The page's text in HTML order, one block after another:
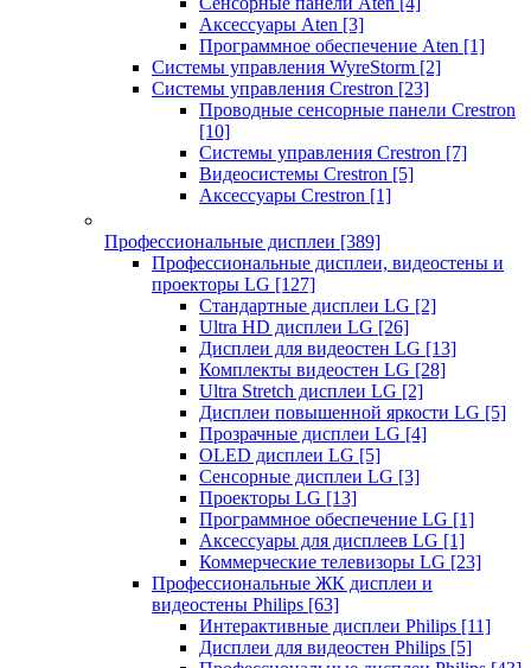
Аксессуары Aten [3]
Программное обеспечение Aten [1]
Системы управления WyreStorm [2]
Системы управления Crestron [23]
Проводные сенсорные панели Crestron
[10]
Системы управления Crestron [7]
Видеосистемы Crestron [5]
Аксессуары Crestron [1]
Профессиональные дисплеи [389]
Профессиональные дисплеи, видеостены и
проекторы LG [127]
Стандартные дисплеи LG [2]
Ultra HD дисплеи LG [26]
Дисплеи для видеостен LG [13]
Комплекты видеостен LG [28]
Ultra Stretch дисплеи LG [2]
Дисплеи повышенной яркости LG [5]
Прозрачные дисплеи LG [4]
OLED дисплеи LG [5]
Сенсорные дисплеи LG [3]
Проекторы LG [13]
Программное обеспечение LG [1]
Аксессуары для дисплеев LG [1]
Коммерческие телевизоры LG [23]
Профессиональные ЖК дисплеи и
видеостены Philips [63]
Интерактивные дисплеи Philips [11]
Дисплеи для видеостен Philips [5]